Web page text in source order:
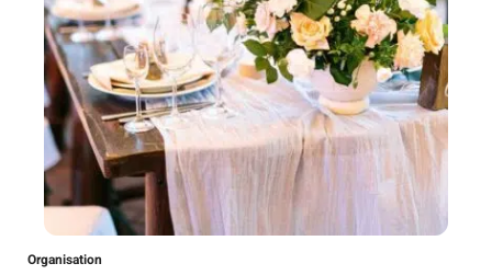
Organisation